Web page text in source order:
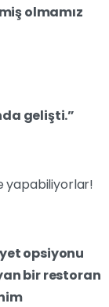
olmamız
gelişti.”
yapabiliyorlar!
opsiyonu
bir restoran